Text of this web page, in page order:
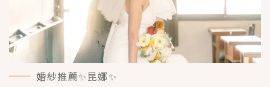
婚紗推薦✨昆娜✨